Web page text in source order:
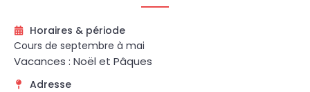
Horaires & période
Cours de septembre à mai
Vacances : Noël et Pâques
Adresse